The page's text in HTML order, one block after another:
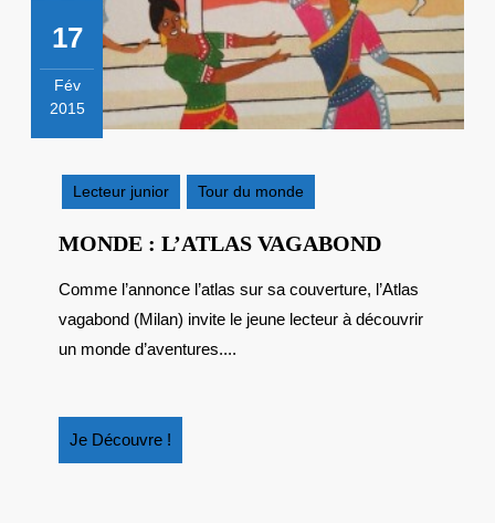
17
Fév
2015
2015
Lecteur junior
Tour du monde
MONDE : L’ATLAS VAGABONDMONDE
L’ATLAS
Comme l’annonce l’atlas sur sa couverture, l’Atlas
vagabond (Milan) invite le jeune lecteur à découvrir
un monde d’aventures....
Je Découvre !
Découvre